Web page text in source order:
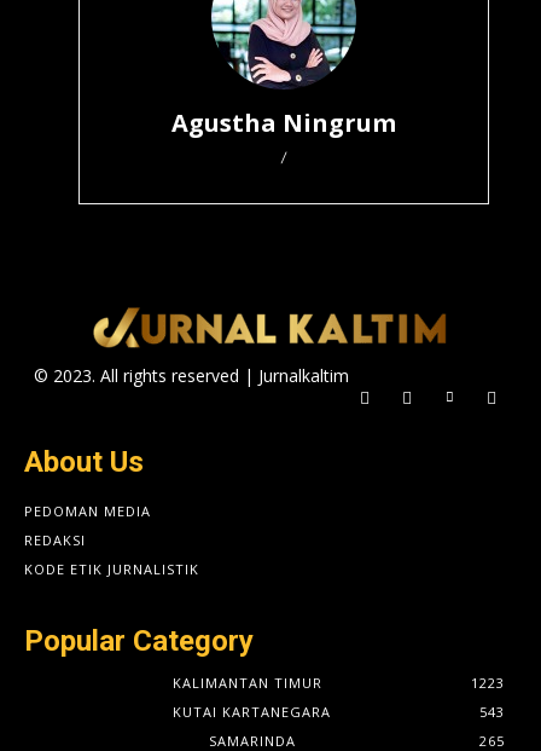
Agustha Ningrum
/
© 2023. All rights reserved | Jurnalkaltim
About Us
PEDOMAN MEDIA
REDAKSI
KODE ETIK JURNALISTIK
Popular Category
KALIMANTAN TIMUR
1223
KUTAI KARTANEGARA
543
SAMARINDA
265